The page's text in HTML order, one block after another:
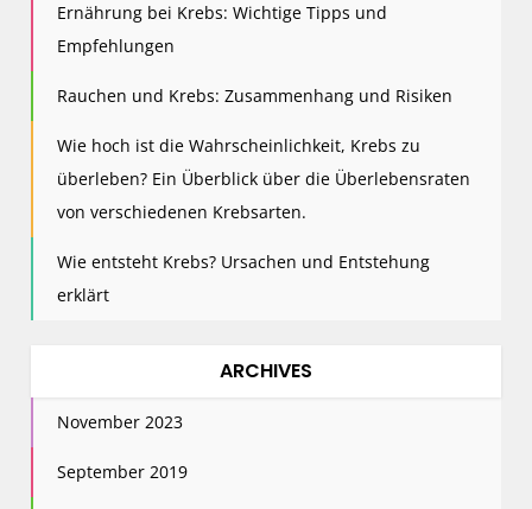
Ernährung bei Krebs: Wichtige Tipps und
Empfehlungen
Rauchen und Krebs: Zusammenhang und Risiken
Wie hoch ist die Wahrscheinlichkeit, Krebs zu
überleben? Ein Überblick über die Überlebensraten
von verschiedenen Krebsarten.
Wie entsteht Krebs? Ursachen und Entstehung
erklärt
ARCHIVES
November 2023
September 2019